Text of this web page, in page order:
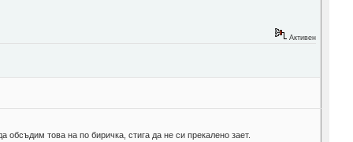
Активен
това на по биричка, стига да не си прекалено зает.